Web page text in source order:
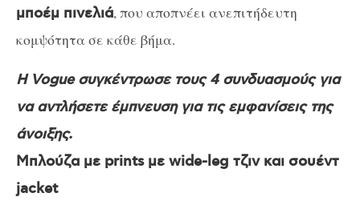
μποέμ πινελιά, που αποπνέει ανεπιτήδευτη
κομψότητα σε κάθε βήμα.
H Vogue συγκέντρωσε τους 4 συνδυασμούς για
να αντλήσετε έμπνευση για τις εμφανίσεις της
άνοιξης.
Μπλούζα με prints με wide-leg τζιν και σουέντ
jacket